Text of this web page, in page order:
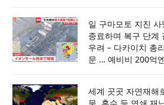
일 구마모토 지진
종료하며 복구 단계
우려 – 다카이치 총
문 … 예비비 200억
세계 곳곳 자연재해